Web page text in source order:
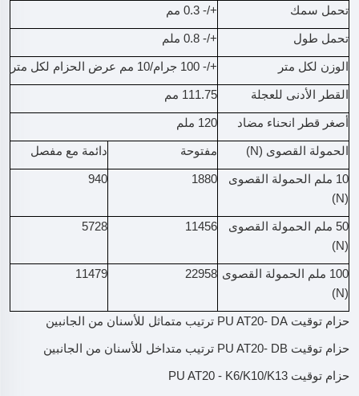
تحمل سمك +/- 0.3 مم
تحمل طول +/- 0.8 ملم
الوزن لكل متر +/- 100 جرام/10 مم عرض الحزام لكل متر
القطر الأدنى للعجلة 111.75 مم
أصغر قطر انحناء مضاد 120 ملم
الحمولة القصوى (N) مفتوحة دائمة مع مفصل
10 ملم الحمولة القصوى
(N)
1880
940
50 ملم الحمولة القصوى
(N)
11456
5728
100 ملم الحمولة القصوى
(N)
22958
11479
حزام توقيت PU AT20- DA ترتيب متماثل للأسنان من الجانبين
حزام توقيت PU AT20- DB ترتيب متداخل للأسنان من الجانبين
حزام توقيت PU AT20 - K6/K10/K13